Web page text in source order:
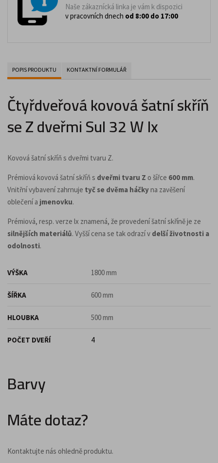
Naše zákaznícká linka je vám k dispozici
v pracovních dnech od 8:00 do 17:00
POPIS PRODUKTU KONTAKTNÍ FORMULÁŘ
Čtyřdveřová kovová šatní skříň
se Z dveřmi Sul 32 W lx
Kovová šatní skříň s dveřmi tvaru Z.
Prémiová kovová šatní skříň s dveřmi tvaru Z o šířce 600 mm.
Vnitřní vybavení zahrnuje tyč se dvěma háčkyna zavěšení
oblečení a jmenovku.
Prémiová, resp. verze lx znamená, že provedení šatní skříně je ze
silnějších materiálů. Vyšší cena se tak odrazí v delší životnosti a
odolnosti.
VÝŠKA 1800 mm
ŠÍŘKA 600 mm
HLOUBKA 500 mm
POČET DVEŘÍ 4
Barvy
Máte dotaz?
Kontaktujte nás ohledně produktu.